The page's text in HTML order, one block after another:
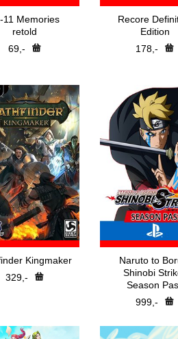
11 Memories
retold
69,-
Recore
Edition
178,-
Kingmaker
329,-
Naruto to
Shinobi
Season
999,-